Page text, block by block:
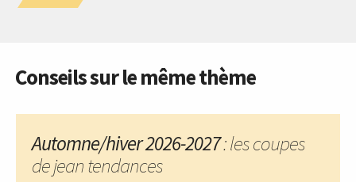
Conseils sur le même thème
Automne/hiver 2026-2027: les coupes
de jean tendances